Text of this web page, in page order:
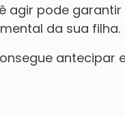
agir pode
da sua filha.
antecipar